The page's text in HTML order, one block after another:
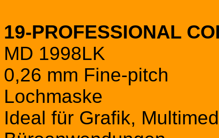
19-PROFESSIONAL
MD 1998LK
0,26 mm Fine-pitch
Lochmaske
Ideal für Grafik,